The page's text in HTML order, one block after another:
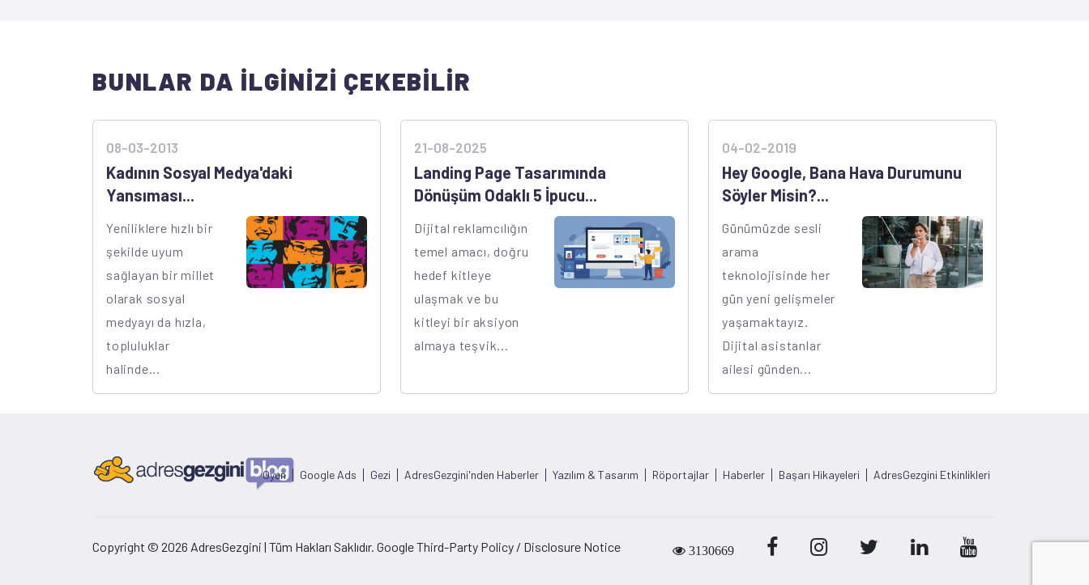
BUNLAR DA İLGİNİZİ ÇEKEBİLİR
08-03-2013
Kadının Sosyal Medya'daki
Yansıması...
Yeniliklere hızlı bir
şekilde uyum
sağlayan bir millet
olarak sosyal
medyayı da hızla,
topluluklar
halinde...
21-08-2025
Landing Page Tasarımında
Dönüşüm Odaklı 5 İpucu...
Dijital reklamcılığın
temel amacı, doğru
hedef kitleye
ulaşmak ve bu
kitleyi bir aksiyon
almaya teşvik...
04-02-2019
Hey Google, Bana Hava Durumunu
Söyler Misin?...
Günümüzde sesli
arama
teknolojisinde her
gün yeni gelişmeler
yaşamaktayız.
Dijital asistanlar
ailesi günden...
Oyun Google Ads Gezi AdresGezgini'nden Haberler Yazılım & Tasarım Röportajlar Haberler Başarı Hikayeleri AdresGezgini Etkinlikleri
Copyright © 2026 AdresGezgini | Tüm Hakları Saklıdır. Google Third-Party Policy / Disclosure Notice 3130669